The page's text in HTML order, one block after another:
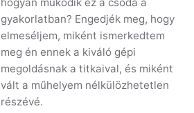
hogyan működik ez a csoda a
gyakorlatban? Engedjék meg, hogy
elmeséljem, miként ismerkedtem
meg én ennek a kiváló gépi
megoldásnak a titkaival, és miként
vált a műhelyem nélkülözhetetlen
részévé.